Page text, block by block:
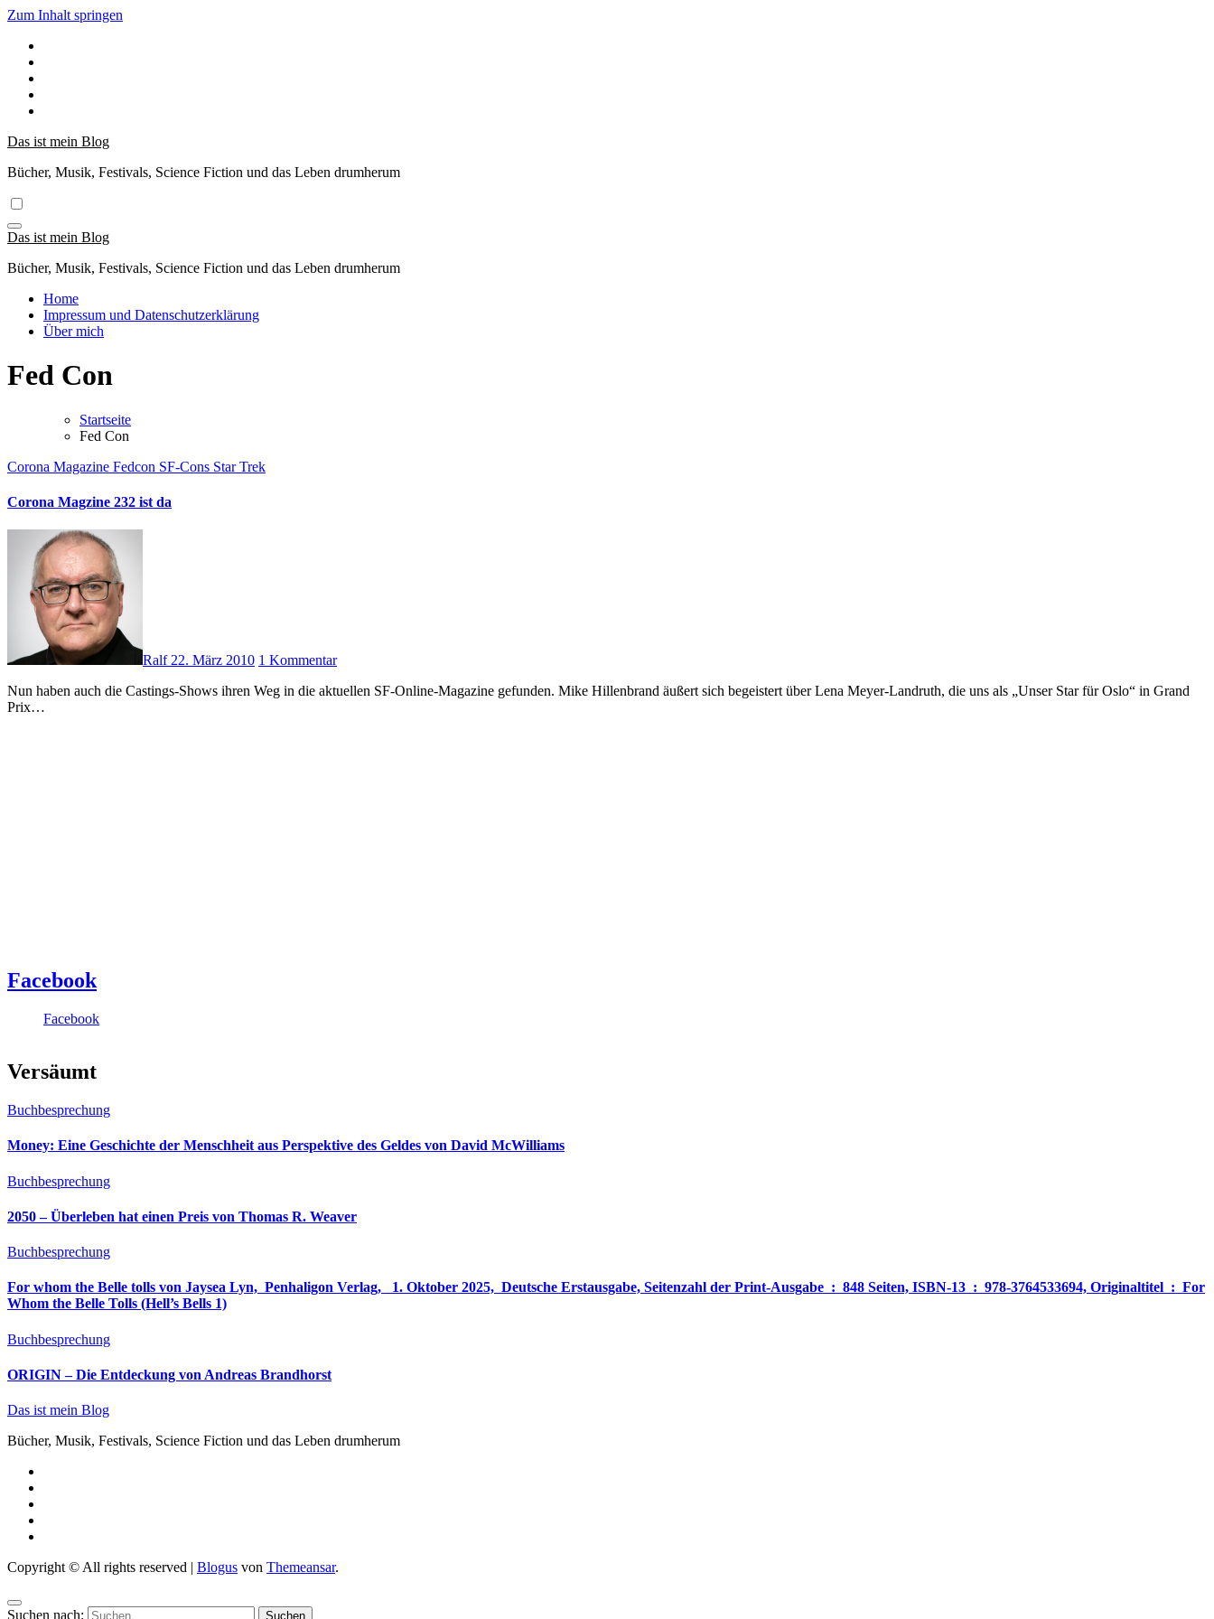
Zum Inhalt springen
Das ist mein Blog
Bücher, Musik, Festivals, Science Fiction und das Leben drumherum
Das ist mein Blog
Bücher, Musik, Festivals, Science Fiction und das Leben drumherum
Home
Impressum und Datenschutzerklärung
Über mich
Fed Con
Startseite
Fed Con
Corona Magazine Fedcon SF-Cons Star Trek
Corona Magzine 232 ist da
Ralf22. März 2010 1 Kommentar
Nun haben auch die Castings-Shows ihren Weg in die aktuellen SF-Online-Magazine gefunden. Mike Hillenbrand äußert sich begeistert über Lena Meyer-Landruth, die uns als „Unser Star für Oslo“ in Grand
Prix…
Facebook
Facebook
Versäumt
Buchbesprechung
Money: Eine Geschichte der Menschheit aus Perspektive des Geldes von David McWilliams
Buchbesprechung
2050 – Überleben hat einen Preis von Thomas R. Weaver
Buchbesprechung
For whom the Belle tolls von Jaysea Lyn, ‎ Penhaligon Verlag, ‎ 1. Oktober 2025, ‎ Deutsche Erstausgabe, Seitenzahl der Print-Ausgabe ‏ : ‎ 848 Seiten, ISBN-13 ‏ : ‎ 978-3764533694, Originaltitel ‏ : ‎ For
Whom the Belle Tolls (Hell’s Bells 1)
Buchbesprechung
ORIGIN – Die Entdeckung von Andreas Brandhorst
Das ist mein Blog
Bücher, Musik, Festivals, Science Fiction und das Leben drumherum
Copyright © All rights reserved | Blogus von Themeansar.
Suchen nach: